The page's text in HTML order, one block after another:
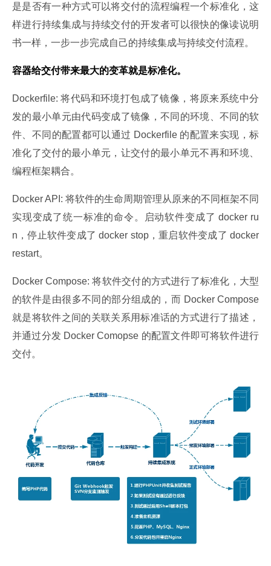
是是否有一种方式可以将交付的流程编程一个标准化，这
样进行持续集成与持续交付的开发者可以很快的像读说明
书一样，一步一步完成自己的持续集成与持续交付流程。
容器给交付带来最大的变革就是标准化。
Dockerfile: 将代码和环境打包成了镜像，将原来系统中分
发的最小单元由代码变成了镜像，不同的环境、不同的软
件、不同的配置都可以通过 Dockerfile 的配置来实现，标
准化了交付的最小单元，让交付的最小单元不再和环境、
编程框架耦合。
Docker API: 将软件的生命周期管理从原来的不同框架不同
实现变成了统一标准的命令。启动软件变成了 docker ru
n，停止软件变成了 docker stop，重启软件变成了 docker
restart。
Docker Compose: 将软件交付的方式进行了标准化，大型
的软件是由很多不同的部分组成的，而 Docker Compose
就是将软件之间的关联关系用标准话的方式进行了描述，
并通过分发 Docker Comopse 的配置文件即可将软件进行
交付。